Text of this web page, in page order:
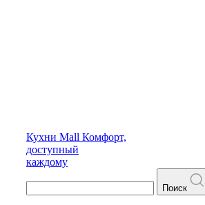
Кухни Mall Комфорт,
доступный
каждому
Поиск